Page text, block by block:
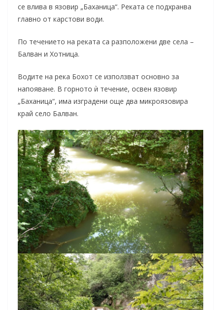
се влива в язовир „Баханица“. Реката се подхранва
главно от карстови води.
По течението на реката са разположени две села –
Балван и Хотница.
Водите на река Бохот се използват основно за
напояване. В горното ѝ течение, освен язовир
„Баханица“, има изградени още два микроязовира
край село Балван.